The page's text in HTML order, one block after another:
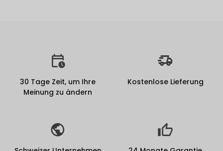
30 Tage Zeit, um Ihre
Meinung zu ändern
Kostenlose Lieferung